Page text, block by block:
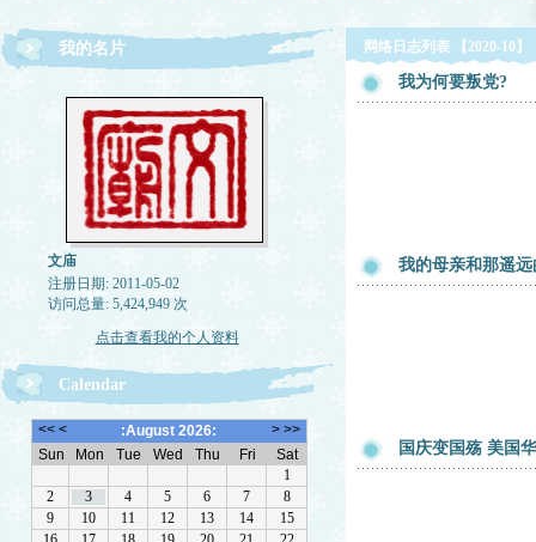
我的名片
文庙
注册日期: 2011-05-02
访问总量: 5,424,949 次
点击查看我的个人资料
Calendar
网络日志列表 【2020-10】
我为何要叛党?
我的母亲和那遥
国庆变国殇 美国